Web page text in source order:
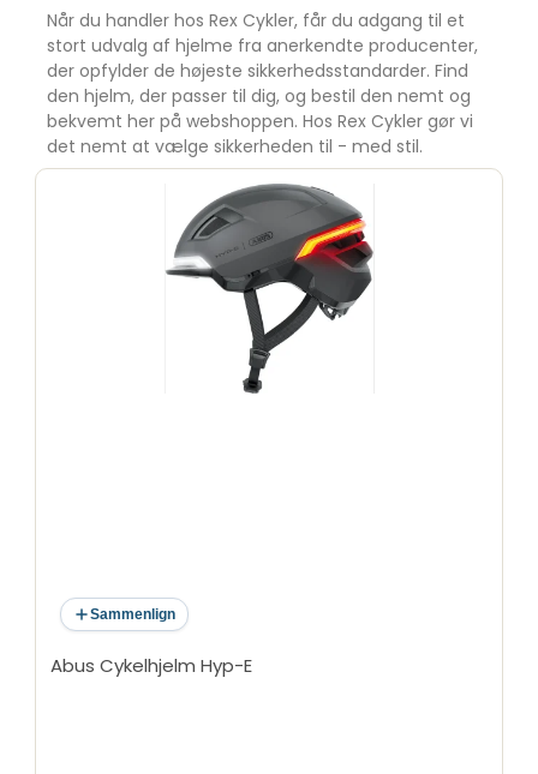
Når du handler hos Rex Cykler, får du adgang til et
stort udvalg af hjelme fra anerkendte producenter,
der opfylder de højeste sikkerhedsstandarder. Find
den hjelm, der passer til dig, og bestil den nemt og
bekvemt her på webshoppen. Hos Rex Cykler gør vi
det nemt at vælge sikkerheden til - med stil.
Sammenlign
Abus Cykelhjelm Hyp-E